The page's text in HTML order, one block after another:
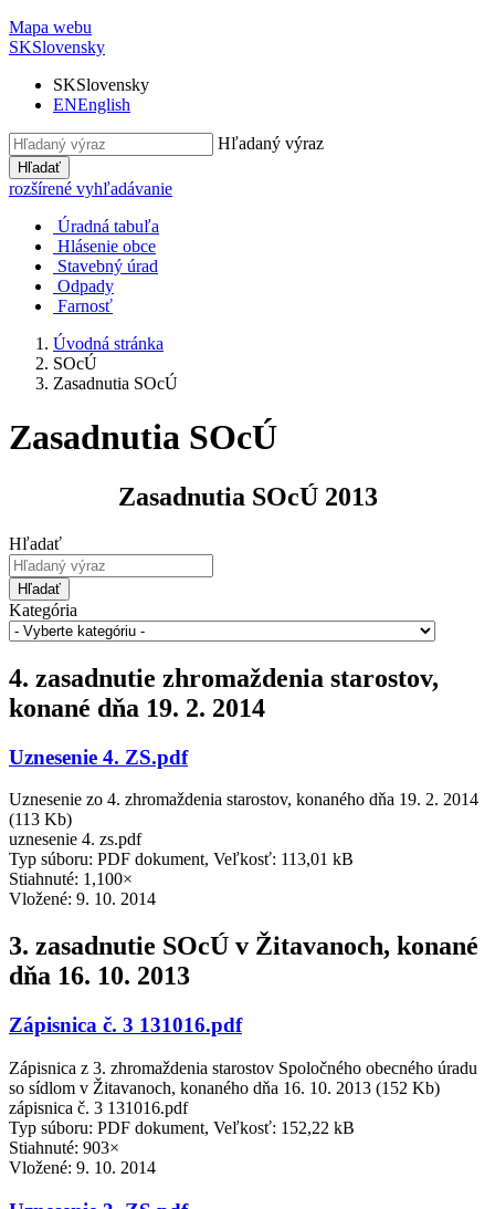
Mapa webu
SKSlovensky
SKSlovensky
ENEnglish
Hľadaný výraz
Hľadať
rozšírené vyhľadávanie
Úradná tabuľa
Hlásenie obce
Stavebný úrad
Odpady
Farnosť
Úvodná stránka
SOcÚ
Zasadnutia SOcÚ
Zasadnutia SOcÚ
Zasadnutia SOcÚ 2013
Hľadať
Hľadať
Kategória
4. zasadnutie zhromaždenia starostov,
konané dňa 19. 2. 2014
Uznesenie 4. ZS.pdf
Uznesenie zo 4. zhromaždenia starostov, konaného dňa 19. 2. 2014
(113 Kb)
uznesenie 4. zs.pdf
Typ súboru: PDF dokument, Veľkosť: 113,01 kB
Stiahnuté: 1,100×
Vložené: 9. 10. 2014
3. zasadnutie SOcÚ v Žitavanoch, konané
dňa 16. 10. 2013
Zápisnica č. 3 131016.pdf
Zápisnica z 3. zhromaždenia starostov Spoločného obecného úradu
so sídlom v Žitavanoch, konaného dňa 16. 10. 2013 (152 Kb)
zápisnica č. 3 131016.pdf
Typ súboru: PDF dokument, Veľkosť: 152,22 kB
Stiahnuté: 903×
Vložené: 9. 10. 2014